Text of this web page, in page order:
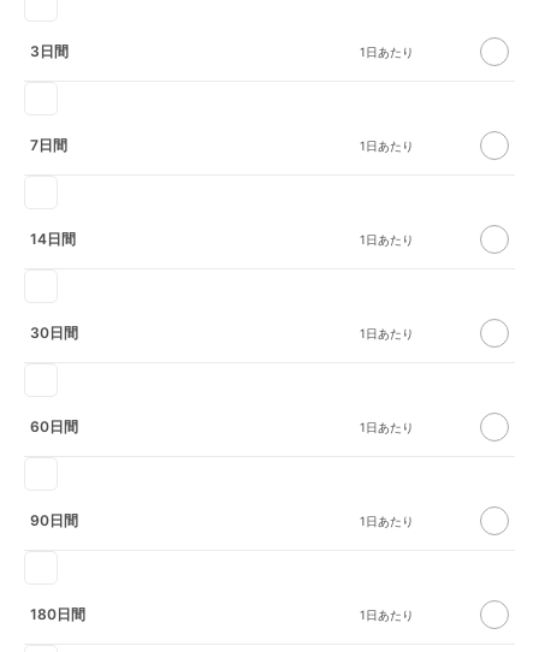
3日間
7日間
14日間
30日間
60日間
90日間
180日間